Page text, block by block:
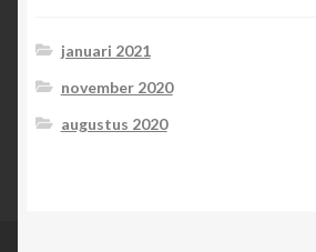
januari 2021
november 2020
augustus 2020